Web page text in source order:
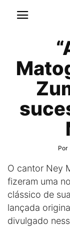
Por
O cantor Ney
fizeram uma
clássico de
lançada
divulgado